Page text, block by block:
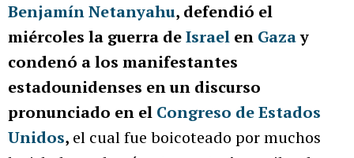
Benjamín Netanyahu, defendió el
miércoles la guerra deIsrael en Gazay
condenó a los manifestantes
estadounidenses en un discurso
pronunciado en el Congreso de Estados
Unidos, el cual fue boicoteado por muchos